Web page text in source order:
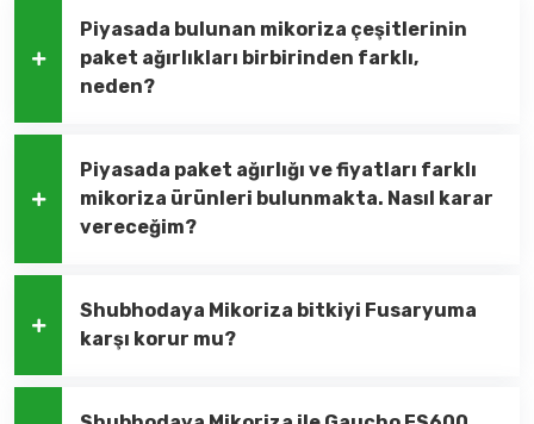
Piyasada bulunan mikoriza çeşitlerinin
paket ağırlıkları birbirinden farklı,
neden?
Piyasada paket ağırlığı ve fiyatları farklı
mikoriza ürünleri bulunmakta. Nasıl karar
vereceğim?
Shubhodaya Mikoriza bitkiyi Fusaryuma
karşı korur mu?